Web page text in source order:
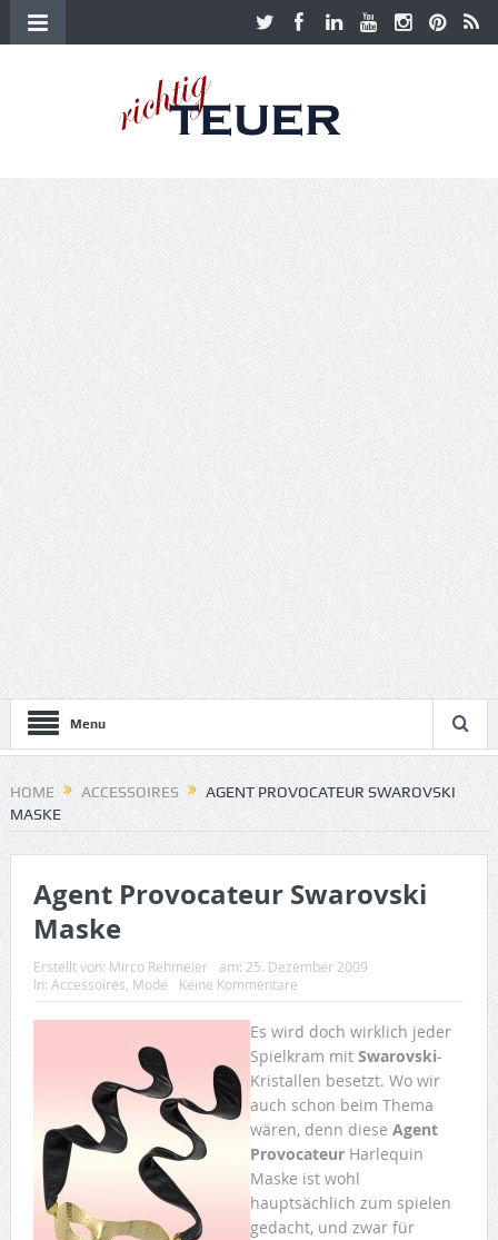
Menu
HOME ACCESSOIRES
AGENT PROVOCATEUR SWAROVSKI
MASKE
Agent Provocateur Swarovski
Maske
Erstellt von: Mirco Rehmeier am: 25. Dezember 2009
In: Accessoires Mode Keine Kommentare
Es wird doch wirklich jeder
Spielkram mit Swarovski-
Kristallen besetzt. Wo wir
auch schon beim Thema
wären, denn diese Agent
ProvocateurHarlequin
Maske ist wohl
hauptsächlich zum spielen
gedacht, und zwar für